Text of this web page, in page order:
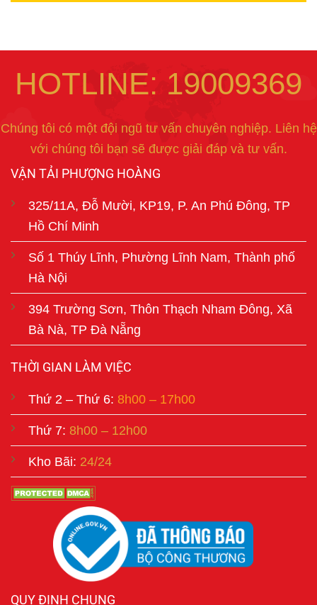
HOTLINE: 19009369
Chúng tôi có một đội ngũ tư vấn chuyên nghiệp. Liên hệ
với chúng tôi bạn sẽ được giải đáp và tư vấn.
VẬN TẢI PHƯỢNG HOÀNG
325/11A, Đỗ Mười, KP19, P. An Phú Đông, TP
Hồ Chí Minh
Số 1 Thúy Lĩnh, Phường Lĩnh Nam, Thành phố
Hà Nội
394 Trường Sơn, Thôn Thạch Nham Đông, Xã
Bà Nà, TP Đà Nẵng
THỜI GIAN LÀM VIỆC
Thứ 2 – Thứ 6: 8h00 – 17h00
Thứ 7: 8h00 – 12h00
Kho Bãi: 24/24
QUY ĐỊNH CHUNG